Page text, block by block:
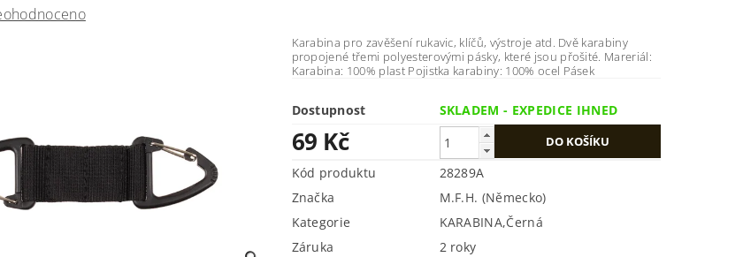
Karabina pro zavěšení rukavic, klíčů, výstroje atd. Dvě karabiny
propojené třemi polyesterovými pásky, které jsou přošité. Mareriál:
Karabina: 100% plast Pojistka karabiny: 100% ocel Pásek
Dostupnost SKLADEM - EXPEDICE IHNED
69 Kč
Kód produktu
28289A
Značka
M.F.H. (Německo)
Kategorie
KARABINA,Černá
Záruka
2 roky